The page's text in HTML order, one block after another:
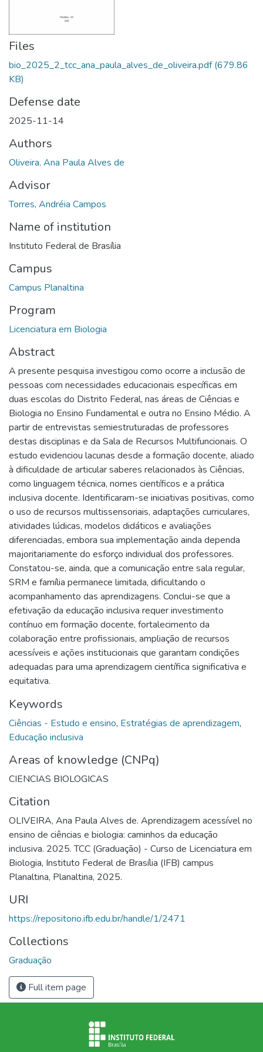
Files
bio_2025_2_tcc_ana_paula_alves_de_oliveira.pdf(679.86
KB)
Defense date
2025-11-14
Authors
Oliveira, Ana Paula Alves de
Advisor
Torres, Andréia Campos
Name of institution
Instituto Federal de Brasília
Campus
Campus Planaltina
Program
Licenciatura em Biologia
Abstract
A presente pesquisa investigou como ocorre a inclusão de
pessoas com necessidades educacionais específicas em
duas escolas do Distrito Federal, nas áreas de Ciências e
Biologia no Ensino Fundamental e outra no Ensino Médio. A
partir de entrevistas semiestruturadas de professores
destas disciplinas e da Sala de Recursos Multifuncionais. O
estudo evidenciou lacunas desde a formação docente, aliado
à dificuldade de articular saberes relacionados às Ciências,
como linguagem técnica, nomes científicos e a prática
inclusiva docente. Identificaram-se iniciativas positivas, como
o uso de recursos multissensoriais, adaptações curriculares,
atividades lúdicas, modelos didáticos e avaliações
diferenciadas, embora sua implementação ainda dependa
majoritariamente do esforço individual dos professores.
Constatou-se, ainda, que a comunicação entre sala regular,
SRM e família permanece limitada, dificultando o
acompanhamento das aprendizagens. Conclui-se que a
efetivação da educação inclusiva requer investimento
contínuo em formação docente, fortalecimento da
colaboração entre profissionais, ampliação de recursos
acessíveis e ações institucionais que garantam condições
adequadas para uma aprendizagem científica significativa e
equitativa.
Keywords
Ciências - Estudo e ensino, Estratégias de aprendizagem,
Educação inclusiva
Areas of knowledge (CNPq)
CIENCIAS BIOLOGICAS
Citation
OLIVEIRA, Ana Paula Alves de. Aprendizagem acessível no
ensino de ciências e biologia: caminhos da educação
inclusiva. 2025. TCC (Graduação) - Curso de Licenciatura em
Biologia, Instituto Federal de Brasília (IFB) campus
Planaltina, Planaltina, 2025.
URI
https://repositorio.ifb.edu.br/handle/1/2471
Collections
Graduação
Full item page